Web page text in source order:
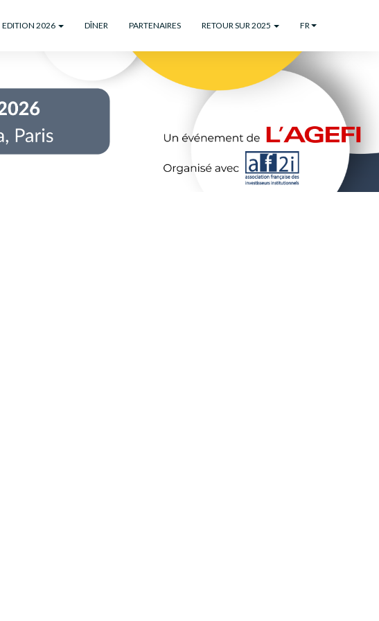
EDITION 2026 DÎNER PARTENAIRES RETOUR SUR 2025 FR